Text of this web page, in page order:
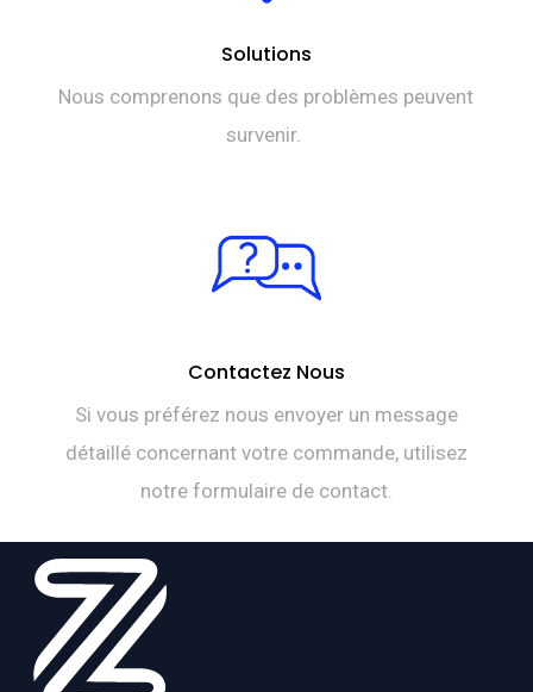
Solutions
Nous comprenons que des problèmes peuvent
survenir.
Contactez Nous
Si vous préférez nous envoyer un message
détaillé concernant votre commande, utilisez
notre formulaire de contact.